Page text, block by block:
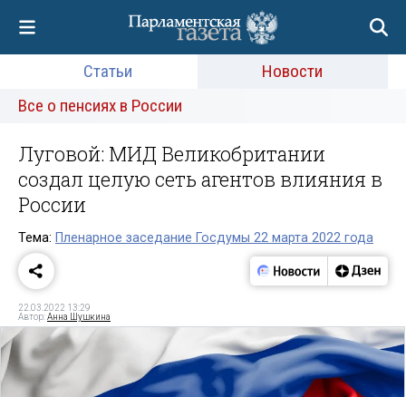
Статьи
Новости
Все о пенсиях в России
Луговой: МИД Великобритании
создал целую сеть агентов влияния в
России
Тема: Пленарное заседание Госдумы 22 марта 2022 года
22.03.2022 13:29
Автор:Анна Шушкина